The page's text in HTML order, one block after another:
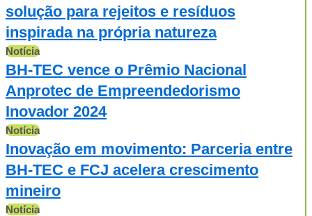
solução para rejeitos e resíduos
inspirada na própria natureza
Notícia
BH-TEC vence o Prêmio Nacional
Anprotec de Empreendedorismo
Inovador 2024
Notícia
Inovação em movimento: Parceria entre
BH-TEC e FCJ acelera crescimento
mineiro
Notícia